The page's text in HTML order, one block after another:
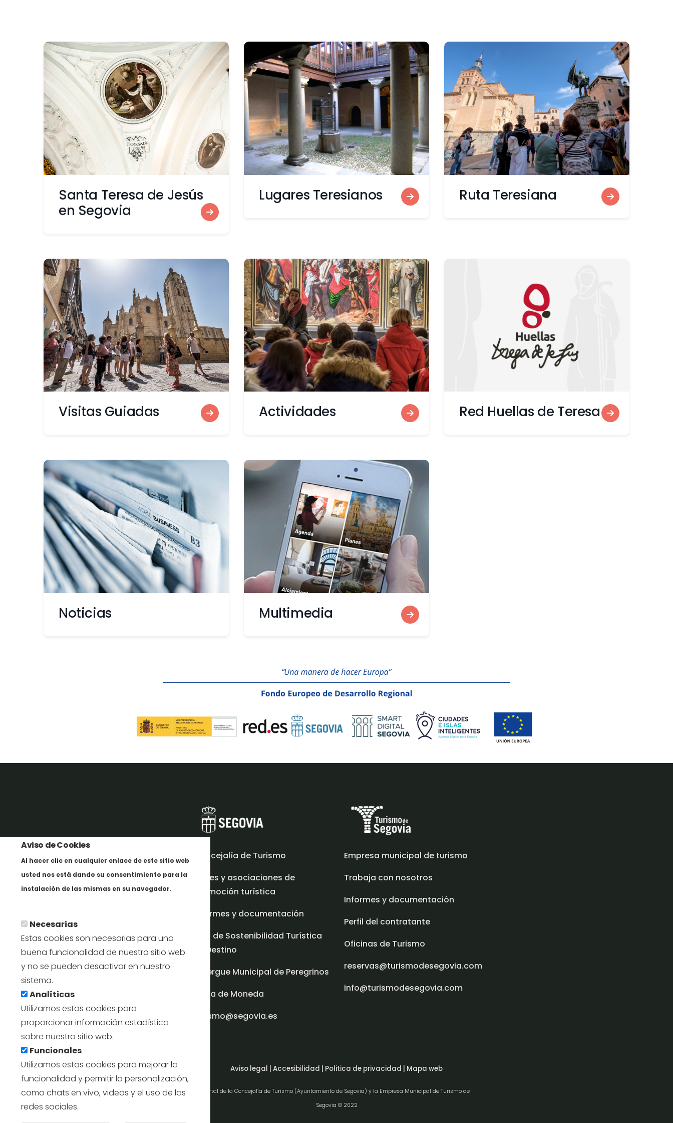
Aviso de Cookies
Al hacer clic en cualquier enlace de este sitio web
usted nos está dando su consentimiento para la
instalación de las mismas en su navegador.
Necesarias
Estas cookies son necesarias para una
buena funcionalidad de nuestro sitio web
y no se pueden desactivar en nuestro
sistema.
Analíticas
Utilizamos estas cookies para
proporcionar información estadística
sobre nuestro sitio web.
Funcionales
Utilizamos estas cookies para mejorar la
funcionalidad y permitir la personalización,
como chats en vivo, videos y el uso de las
redes sociales.
Santa Teresa de Jesús
en Segovia
Lugares Teresianos Ruta Teresiana
Visitas Guiadas Actividades Red Huellas de Teresa
Noticias Multimedia
Concejalía de Turismo
Redes y asociaciones de
promoción turística
Informes y documentación
Plan de Sostenibilidad Turística
en Destino
Albergue Municipal de Peregrinos
Casa de Moneda
turismo@segovia.es
Empresa municipal de turismo
Trabaja con nosotros
Informes y documentación
Perfil del contratante
Oficinas de Turismo
reservas@turismodesegovia.com
info@turismodesegovia.com
Aviso legal | Accesibilidad | Politica de privacidad | Mapa web
Portal de la Concejalía de Turismo (Ayuntamiento de Segovia) y la Empresa Municipal de Turismo de
Segovia © 2022